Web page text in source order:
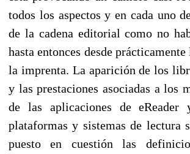
todos los aspectos y en cada uno
de la cadena editorial como no
hasta entonces desde
la imprenta. La aparición de los
y las prestaciones asociadas a los
de las aplicaciones de eReader
plataformas y sistemas de lectura
puesto en cuestión las